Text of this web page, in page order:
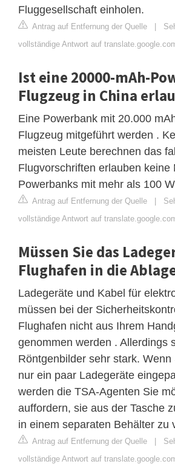
Fluggesellschaft einholen.
Antrag auf Entfernung der Quelle |
vollständige Antwort auf
Ist eine 20000-mAh-
Flugzeug in China
Eine Powerbank mit 20.000
Flugzeug mitgeführt werden .
meisten Leute berechnen das
Flugvorschriften erlauben keine
Powerbanks mit mehr als 100
Antrag auf Entfernung der Quelle |
vollständige Antwort auf
Müssen Sie das
Flughafen in die
Ladegeräte und Kabel für
müssen bei der
Flughafen nicht aus Ihrem
genommen werden . Allerdings
Röntgenbilder sehr stark.
nur ein paar Ladegeräte
werden die TSA-Agenten Sie
auffordern, sie aus der Tasche
in einem separaten Behälter zu
Antrag auf Entfernung der Quelle |
vollständige Antwort auf